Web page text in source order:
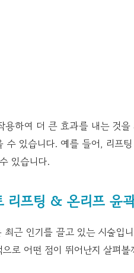
용하여 더 큰 효과를 내는 것
수 있습니다. 예를 들어, 리프
있습니다.
리프팅 & 온리프 윤
근 인기를 끌고 있는 시술입
로 어떤 점이 뛰어난지 살펴볼